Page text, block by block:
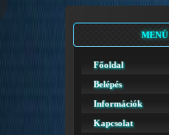
MENÜ
Főoldal
Belépés
Információk
Kapcsolat